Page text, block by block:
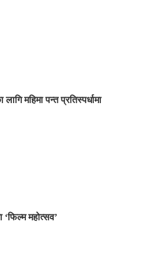
महिमा पन्त प्रतिस्पर्धामा
‘फिल्म महोत्सव’